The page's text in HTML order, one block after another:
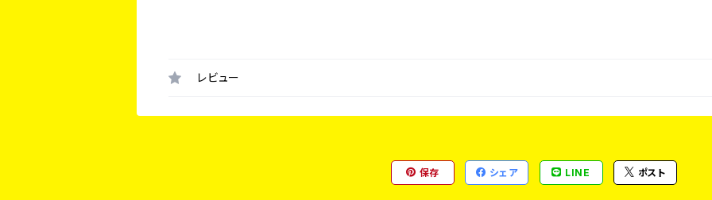
レビュー
保存 シェア LINE ポスト